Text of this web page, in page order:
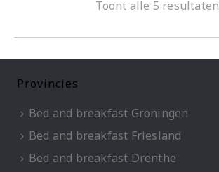
Toont alle 5 resultaten
Provincies
Bed and breakfast Groningen
Bed and breakfast Friesland
Bed and breakfast Drenthe